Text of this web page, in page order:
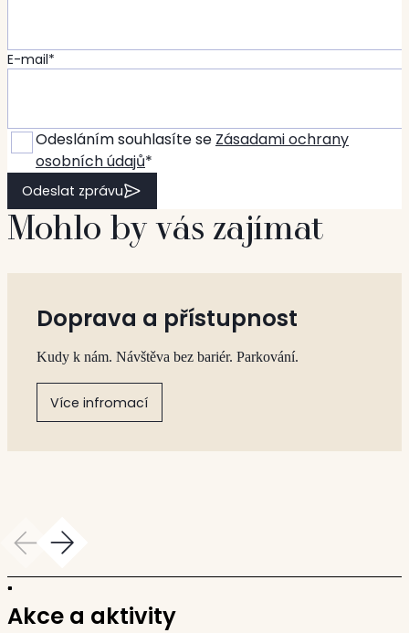
E-mail*
Odesláním souhlasíte se Zásadami ochrany
osobních údajů*
Odeslat zprávu
Mohlo by vás zajímat
Doprava a přístupnost
Kudy k nám. Návštěva bez bariér. Parkování.
Více infromací
Další
Akce a aktivity